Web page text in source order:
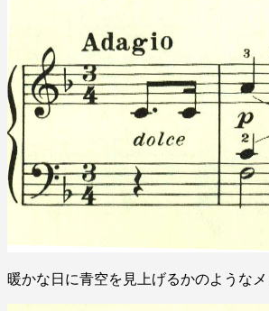
暖かな日に青空を見上げるかのようなメ